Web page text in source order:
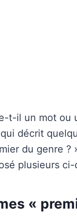
t-il un mot ou
décrit
du genre ?
plusieurs ci-
«